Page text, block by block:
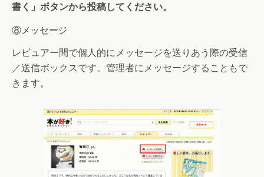
書く」ボタンから投稿してください。
⑧メッセージ
レビュアー間で個人的にメッセージを送りあう際の受信
／送信ボックスです。管理者にメッセージすることもで
きます。